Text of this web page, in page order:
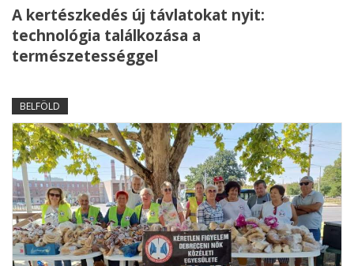
A kertészkedés új távlatokat nyit:
technológia találkozása a
természetességgel
BELFÖLD